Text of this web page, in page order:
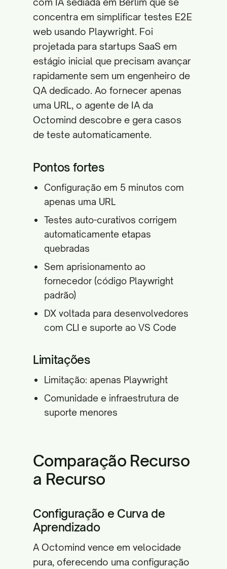
concentra em simplificar testes E2E
web usando Playwright. Foi
projetada para startups SaaS em
estágio inicial que precisam avançar
rapidamente sem um engenheiro de
QA dedicado. Ao fornecer apenas
uma URL, o agente de IA da
Octomind descobre e gera casos
de teste automaticamente.
Pontos fortes
Configuração em 5 minutos com
apenas uma URL
Testes auto-curativos corrigem
automaticamente etapas
quebradas
Sem aprisionamento ao
fornecedor (código Playwright
padrão)
DX voltada para desenvolvedores
com CLI e suporte ao VS Code
Limitações
Limitação: apenas Playwright
Comunidade e infraestrutura de
suporte menores
Comparação Recurso
a Recurso
Configuração e Curva de
Aprendizado
A Octomind vence em velocidade
pura, oferecendo uma configuração